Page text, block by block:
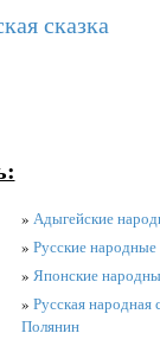
сказка
» Адыгейские
» Русские
» Японские
» Русская народная
Полянин